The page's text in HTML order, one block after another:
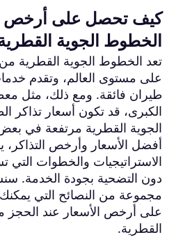
كيف تحصل على أرخص
الخطوط الجوية
تعد الخطوط الجوية القطرية
على مستوى العالم، وتقدم
طيران فائقة. ومع ذلك، مثل
الكبرى، قد تكون أسعار تذاكر
الجوية القطرية مرتفعة في
أفضل الأسعار وأرخص التذاكر،
الاستراتيجيات والخطوات التي
دون التضحية بجودة الخدمة.
مجموعة من النصائح التي
على أرخص الأسعار عند الحجز
القطرية.